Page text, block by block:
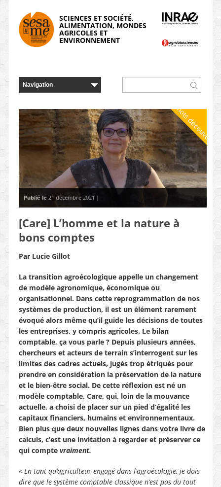
SCIENCES ET SOCIÉTÉ,
ALIMENTATION, MONDES
AGRICOLES ET
ENVIRONNEMENT
À mots découverts
Publié le 21 décembre 2021 |
[Care] L’homme et la nature à
bons comptes
Par Lucie Gillot
La transition agroécologique appelle un changement
de modèle agronomique, économique ou
organisationnel. Dans cette reprogrammation de nos
systèmes de production, il est un élément rarement
évoqué alors même qu’il guide les décisions de toutes
les entreprises, y compris agricoles. Le bilan
comptable, ça vous parle ? Depuis plusieurs années,
chercheurs et acteurs de terrain s’interrogent sur les
limites des cadres actuels, jugés trop étriqués pour
prendre en considération la préservation de la nature
et le bien-être social. De cette réflexion est né un
modèle comptable, Care, qui, loin de la mouvance
actuelle, a choisi de placer sur un pied d’égalité les
capitaux financiers, humains et environnementaux.
Bien plus que deux nouvelles lignes dans votre livre de
calculs, c’est une invitation à regarder et préserver ce
qui comptevraiment.
« En tant qu’agriculteur engagé dans l’agroécologie, je dois
dire que le système comptable classique n’est pas du tout